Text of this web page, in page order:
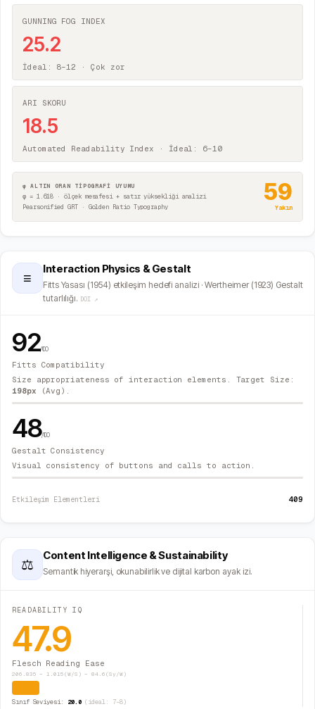
GUNNING FOG INDEX
25.2
İdeal: 8–12 · Çok zor
ARI SKORU
18.5
Automated Readability Index · İdeal: 6–10
φ ALTIN ORAN TİPOGRAFİ UYUMU
φ = 1.618 · ölçek mesafesi + satır yüksekliği analizi
Pearsonified GRT · Golden Ratio Typography
59
Yakın
≡
Interaction Physics & Gestalt
Fitts Yasası (1954) etkileşim hedefi analizi · Wertheimer (1923) Gestalt
tutarlılığı. DOI ↗
92/100
Fitts Compatibility
Size appropriateness of interaction elements. Target Size:
198px (Avg).
48/100
Gestalt Consistency
Visual consistency of buttons and calls to action.
Etkileşim Elementleri 409
⚖
Content Intelligence & Sustainability
Semantik hiyerarşi, okunabilirlik ve dijital karbon ayak izi.
READABILITY IQ
47.9
Flesch Reading Ease
206.835 − 1.015(W/S) − 84.6(Sy/W)
Sınıf Seviyesi: 20.0(ideal: 7–8)